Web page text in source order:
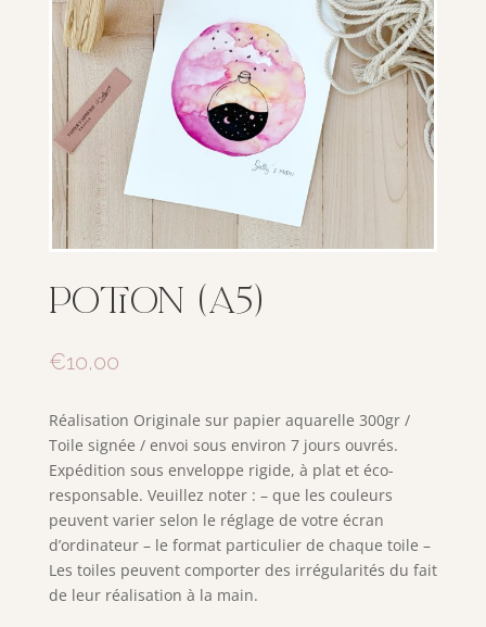
Potion (A5)
€10,00
Réalisation Originale sur papier aquarelle 300gr /
Toile signée / envoi sous environ 7 jours ouvrés.
Expédition sous enveloppe rigide, à plat et éco-
responsable. Veuillez noter : – que les couleurs
peuvent varier selon le réglage de votre écran
d’ordinateur – le format particulier de chaque toile –
Les toiles peuvent comporter des irrégularités du fait
de leur réalisation à la main.